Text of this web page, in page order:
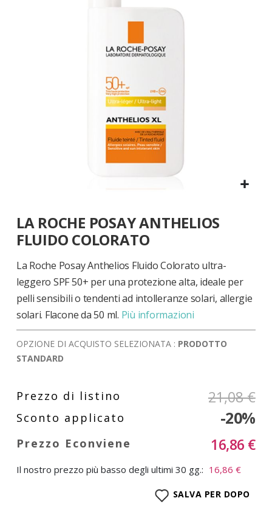
all'inizio
della
galleria
di
immagini
LA ROCHE POSAY ANTHELIOS
FLUIDO COLORATO
La Roche Posay Anthelios Fluido Colorato ultra-
leggero SPF 50+ per una protezione alta, ideale per
pelli sensibili o tendenti ad intolleranze solari, allergie
solari. Flacone da 50 ml. Più informazioni
OPZIONE DI ACQUISTO SELEZIONATA : PRODOTTO
STANDARD
21,08 €
-20%
16,86 €
Il nostro prezzo più basso degli ultimi 30 gg.: 16,86 €
SALVA PER DOPO